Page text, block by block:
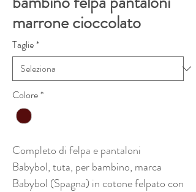
marrone cioccolato
Taglie*
Colore*
Completo di felpa e pantaloni
Babybol, tuta, per bambino, marca
Babybol (Spagna) in cotone felpato con